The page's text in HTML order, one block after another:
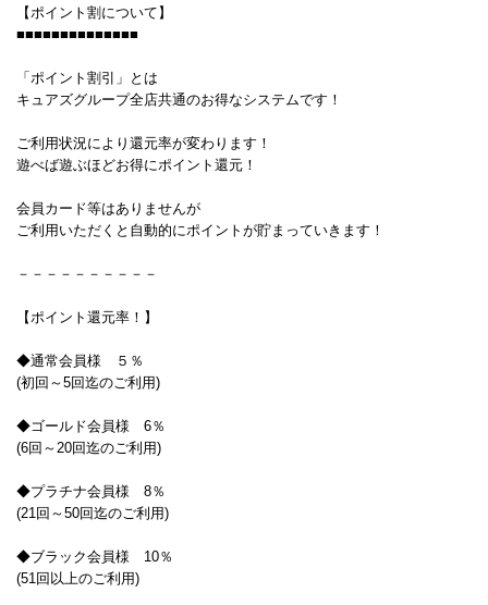
【ポイント割について】
■■■■■■■■■■■■■■
「ポイント割引」とは
キュアズグループ全店共通のお得なシステムです！
ご利用状況により還元率が変わります！
遊べば遊ぶほどお得にポイント還元！
会員カード等はありませんが
ご利用いただくと自動的にポイントが貯まっていきます！
－－－－－－－－－－
【ポイント還元率！】
◆通常会員様 ５％
(初回～5回迄のご利用)
◆ゴールド会員様 6％
(6回～20回迄のご利用)
◆プラチナ会員様 8％
(21回～50回迄のご利用)
◆ブラック会員様 10％
(51回以上のご利用)